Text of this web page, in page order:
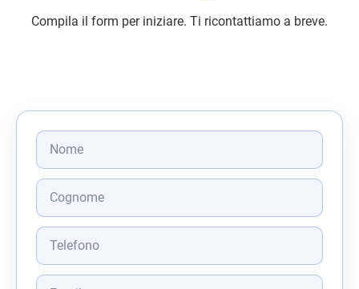
Compila il form per iniziare. Ti ricontattiamo a breve.